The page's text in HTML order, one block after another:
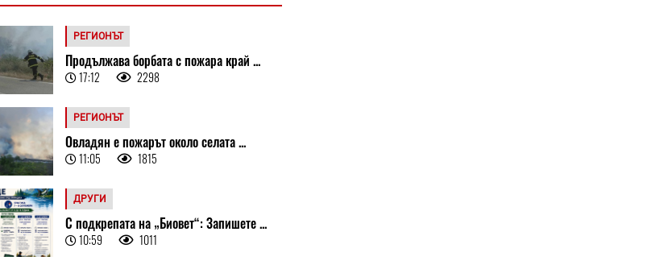
РЕГИОНЪТ
Продължава борбата с пожара край ...
17:12 2298
РЕГИОНЪТ
Овладян е пожарът около селата ...
11:05 1815
ДРУГИ
С подкрепата на „Биовет“: Запишете ...
10:59 1011